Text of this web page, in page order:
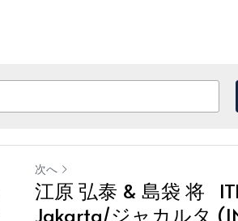
次へ
江原 弘泰 & 島袋 将
Jakarta/ジャカルタ